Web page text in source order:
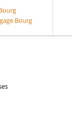
Bourg